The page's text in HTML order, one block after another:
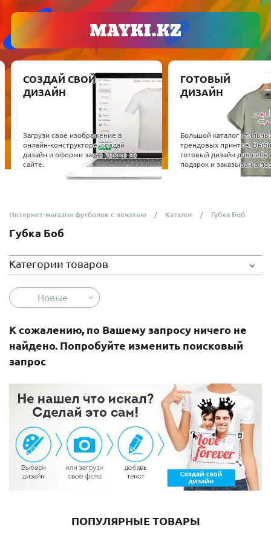
СОЗДАЙ СВОЙ
ДИЗАЙН
Загрузи свое изображение в
онлайн-конструкторе, создай
дизайн и оформи заказ прямо на
сайте.
ГОТОВЫЙ
ДИЗАЙН
Большой каталог
трендовых принтов.
готовый дизайн для себя
подарок и заказывай в
Интернет-магазин футболок с печатью Каталог Губка Боб
Губка Боб
Категории товаров
Новые
К сожалению, по Вашему запросу ничего не
найдено. Попробуйте изменить поисковый
запрос
ПОПУЛЯРНЫЕ ТОВАРЫ